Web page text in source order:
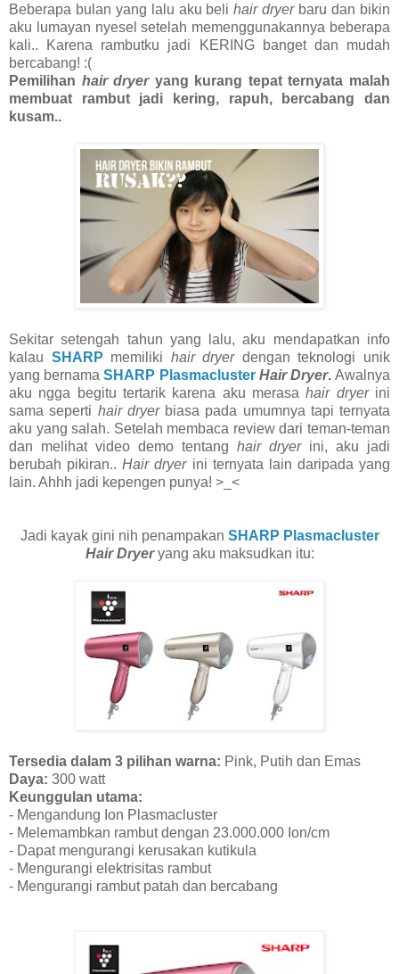
Beberapa bulan yang lalu aku belihair dryerbaru dan bikin
aku lumayan nyesel setelah memenggunakannya beberapa
kali.. Karena rambutku jadi KERING banget dan mudah
bercabang! :(
Pemilihan hair dryeryang kurang tepat ternyata malah
membuat rambut jadi kering, rapuh, bercabang dan
kusam..
Sekitar setengah tahun yang lalu, aku mendapatkan info
kalau SHARP memiliki hair dryerdengan teknologi unik
yang bernamaSHARP Plasmacluster Hair Dryer.Awalnya
aku ngga begitu tertarik karena aku merasahair dryerini
sama seperti hair dryerbiasa pada umumnya tapi ternyata
aku yang salah. Setelah membaca review dari teman-teman
dan melihat video demo tentang hair dryer ini, aku jadi
berubah pikiran..Hair dryerini ternyata lain daripada yang
lain. Ahhh jadi kepengen punya! >_<
Jadi kayak gini nih penampakan SHARP Plasmacluster
Hair Dryeryang aku maksudkan itu:
Tersedia dalam 3 pilihan warna: Pink, Putih dan Emas
Daya: 300 watt
Keunggulan utama:
- Mengandung Ion Plasmacluster
- Melemambkan rambut dengan 23.000.000 Ion/cm
- Dapat mengurangi kerusakan kutikula
- Mengurangi elektrisitas rambut
- Mengurangi rambut patah dan bercabang